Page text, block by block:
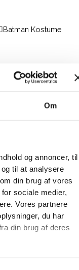
Om
og annoncer, til
til at analysere
din brug af vores
sociale medier,
Vores partnere
du har
din brug af deres
Batman Kostume
ud i det sejeste
du skal bruge.